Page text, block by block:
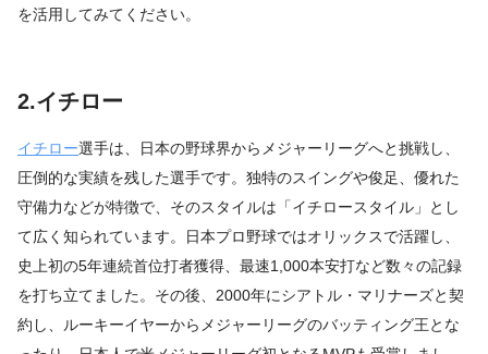
を活用してみてください。
2.イチロー
イチロー選手は、日本の野球界からメジャーリーグへと挑戦し、
圧倒的な実績を残した選手です。独特のスイングや俊足、優れた
守備力などが特徴で、そのスタイルは「イチロースタイル」とし
て広く知られています。日本プロ野球ではオリックスで活躍し、
史上初の5年連続首位打者獲得、最速1,000本安打など数々の記録
を打ち立てました。その後、2000年にシアトル・マリナーズと契
約し、ルーキーイヤーからメジャーリーグのバッティング王とな